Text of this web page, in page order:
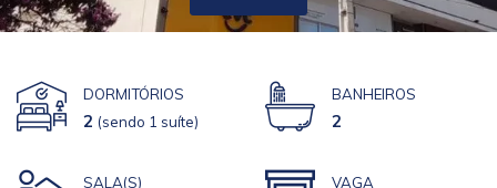
DORMITÓRIOS
2 (sendo 1 suíte)
BANHEIROS
2
SALA(S) VAGA